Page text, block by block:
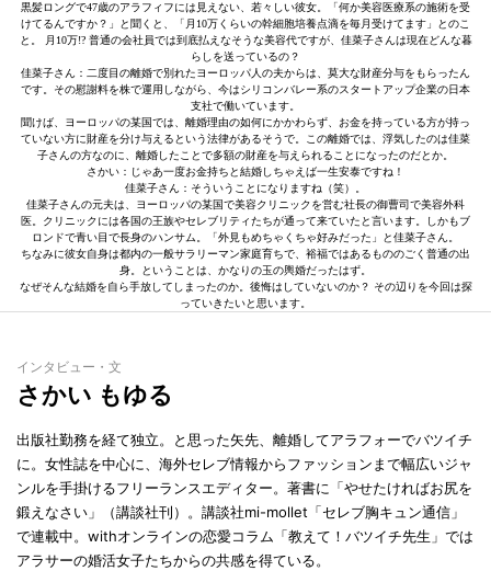
黒髪ロングで47歳のアラフィフには見えない、若々しい彼女。「何か美容医療系の施術を受
けてるんですか？」と聞くと、「月10万くらいの幹細胞培養点滴を毎月受けてます」とのこ
と。 月10万!? 普通の会社員では到底払えなそうな美容代ですが、佳菜子さんは現在どんな暮
らしを送っているの？
佳菜子さん：二度目の離婚で別れたヨーロッパ人の夫からは、莫大な財産分与をもらったん
です。その慰謝料を株で運用しながら、今はシリコンバレー系のスタートアップ企業の日本
支社で働いています。
聞けば、ヨーロッパの某国では、離婚理由の如何にかかわらず、お金を持っている方が持っ
ていない方に財産を分け与えるという法律があるそうで。この離婚では、浮気したのは佳菜
子さんの方なのに、離婚したことで多額の財産を与えられることになったのだとか。
さかい：じゃあ一度お金持ちと結婚しちゃえば一生安泰ですね！
佳菜子さん：そういうことになりますね（笑）。
佳菜子さんの元夫は、ヨーロッパの某国で美容クリニックを営む社長の御曹司で美容外科
医。クリニックには各国の王族やセレブリティたちが通って来ていたと言います。しかもブ
ロンドで青い目で長身のハンサム。「外見もめちゃくちゃ好みだった」と佳菜子さん。
ちなみに彼女自身は都内の一般サラリーマン家庭育ちで、裕福ではあるもののごく普通の出
身。ということは、かなりの玉の輿婚だったはず。
なぜそんな結婚を自ら手放してしまったのか。後悔はしていないのか？ その辺りを今回は探
っていきたいと思います。
インタビュー・文
さかい もゆる
出版社勤務を経て独立。と思った矢先、離婚してアラフォーでバツイチ
に。女性誌を中心に、海外セレブ情報からファッションまで幅広いジャ
ンルを手掛けるフリーランスエディター。著書に「やせたければお尻を
鍛えなさい」（講談社刊）。講談社mi-mollet「セレブ胸キュン通信」
で連載中。withオンラインの恋愛コラム「教えて！バツイチ先生」では
アラサーの婚活女子たちからの共感を得ている。